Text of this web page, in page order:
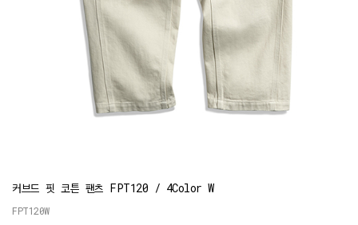
커브드 핏 코튼 팬츠 FPT120 / 4Color W
FPT120W